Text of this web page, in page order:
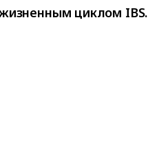
циклом IBS.